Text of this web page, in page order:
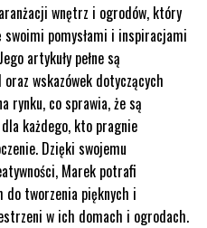
wnętrz i ogrodów, który
swoimi pomysłami i inspiracjami
artykuły pełne są
wskazówek dotyczących
rynku, co sprawia, że są
każdego, kto pragnie
Dzięki swojemu
Marek potrafi
do tworzenia pięknych i
w ich domach i ogrodach.